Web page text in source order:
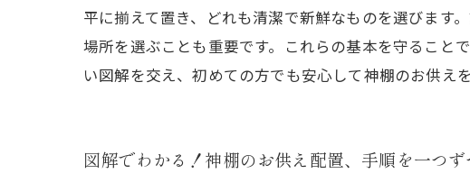
平に揃えて置き、どれも清潔で新鮮なものを選びます
場所を選ぶことも重要です。これらの基本を守ること
い図解を交え、初めての方でも安心して神棚のお供え
図解でわかる！神棚のお供え配置、手順を一つ